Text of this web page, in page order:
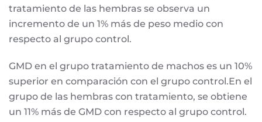
tratamiento de las hembras se observa un
incremento de un 1% más de peso medio con
respecto al grupo control.
GMD en el grupo tratamiento de machos es un 10%
superior en comparación con el grupo control.En el
grupo de las hembras con tratamiento, se obtiene
un 11% más de GMD con respecto al grupo control.